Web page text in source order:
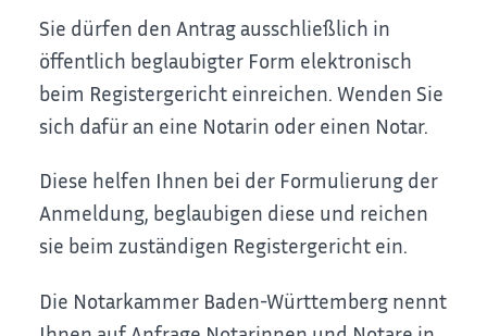
Sie dürfen den Antrag ausschließlich in
öffentlich beglaubigter Form elektronisch
beim Registergericht einreichen. Wenden Sie
sich dafür an eine Notarin oder einen Notar.
Diese helfen Ihnen bei der Formulierung der
Anmeldung, beglaubigen diese und reichen
sie beim zuständigen Registergericht ein.
Die Notarkammer Baden-Württemberg nennt